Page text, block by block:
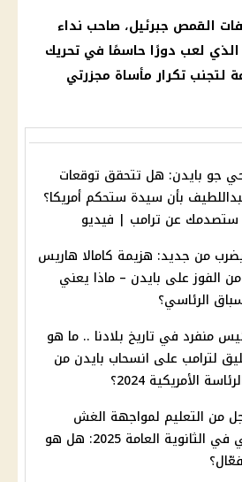
القمص جبرئيل، صاحب نداء
الذي لعب دورًا حاسمًا في تحريك
لتجنب تكرار مأساة مجزرتي
جو بايدن: هل تتحقق توقعات
بأن سيدة ستحكم أمريكا؟
ستصدمك عن ترامب | فيديو
من جديد: هزيمة كامالا هاريس
الفوز على بايدن – ماذا يعني
الرئاسي؟
منفرد في تاريخ بلادنا .. ما هو
لترامب على انسحاب بايدن من
الأمريكية 2024؟
من التعليم لمواجهة الغش
الجماعي في الثانوية العامة 2025: هل هو